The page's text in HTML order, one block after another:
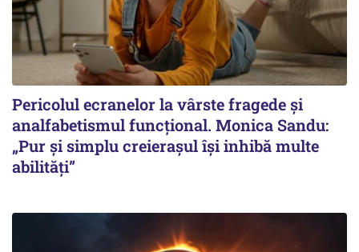
Pericolul ecranelor la vârste fragede și
analfabetismul funcțional. Monica Sandu:
„Pur și simplu creierașul își inhibă multe
abilități”